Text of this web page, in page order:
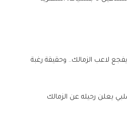
لاعب الزمالك.. وحقيقة رغبة
رحيله عن الزمالك